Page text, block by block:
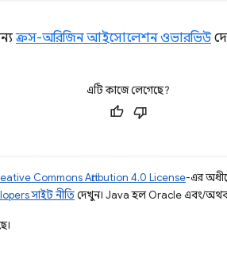
ক্রস-অরিজিন আইসোলেশন ওভারভিউ
এটি কাজে লেগেছে?
Commons Attribution 4.0 License-এর
সাইট নীতিদেখুন। Java হল Oracle এবং/অথবা